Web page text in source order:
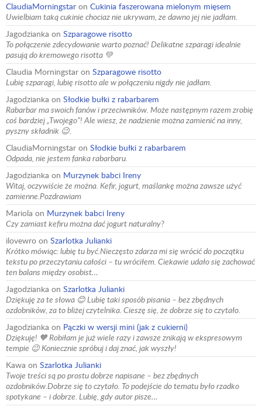
ClaudiaMorningstar on Cukinia faszerowana mielonym mięsem
Uwielbiam taką cukinie chociaz nie ukrywam, ze dawno jej nie jadłam.
Jagodzianka on Szparagowe risotto
To połączenie zdecydowanie warto poznać! Delikatne szparagi idealnie
pasują do kremowego risotta 💚
Claudia Morningstar on Szparagowe risotto
Lubię szparagi, lubię risotto ale w połączeniu nigdy nie jadłam.
Jagodzianka on Słodkie bułki z rabarbarem
Rabarbar ma swoich fanów i przeciwników. Może następnym razem zrobię
coś bardziej „Twojego”! Ale wiesz, że nadzienie można zamienić na inny,
pyszny składnik 😉.
ClaudiaMorningstar on Słodkie bułki z rabarbarem
Odpada, nie jestem fanka rabarbaru.
Jagodzianka on Murzynek babci Ireny
Witaj, oczywiście że można. Kefir, jogurt, maślankę można zawsze użyć
zamienne.Pozdrawiam
Mariola on Murzynek babci Ireny
Czy zamiast kefiru można dać jogurt naturalny?
ilovewro on Szarlotka Julianki
Krótko mówiąc: lubię tu być.Nieczęsto zdarza mi się wrócić do początku
tekstu po przeczytaniu całości – tu wróciłem. Ciekawie udało się zachować
ten balans między osobist…
Jagodzianka on Szarlotka Julianki
Dziękuję za te słowa 😊 Lubię taki sposób pisania – bez zbędnych
ozdobników, za to bliżej czytelnika. Cieszę się, że dobrze się to czytało.
Jagodzianka on Pączki w wersji mini (jak z cukierni)
Dziękuję! 🧡 Robiłam je już wiele razy i zawsze znikają w ekspresowym
tempie 😉 Koniecznie spróbuj i daj znać, jak wyszły!
Kawa on Szarlotka Julianki
Twoje treści są po prostu dobrze napisane – bez zbędnych
ozdobników.Dobrze się to czytało. To podejście do tematu było rzadko
spotykane – i dobrze. Lubię, gdy autor pisze…